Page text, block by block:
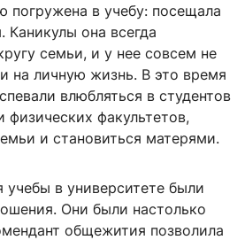
погружена в учебу: посещала
она всегда
семьи, и у нее совсем не
на личную жизнь. В это время
влюбляться в студентов
физических факультетов,
и становиться матерями.
в университете были
Они были настолько
общежития позволила